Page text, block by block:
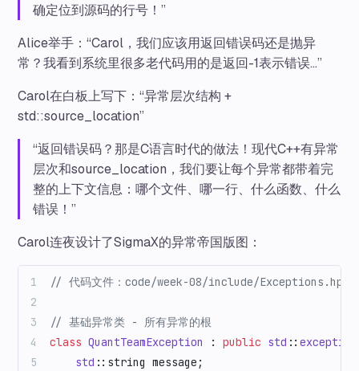
确定位到源码的行号！”
Alice举手：“Carol，我们应该用返回错误码还是抛异
常？我看到系统里很多老代码用的是返回-1表示错误…”
Carol在白板上写下：“异常层次结构 +
std::source_location”
“返回错误码？那是C语言时代的做法！现代C++有异常
层次和source_location，我们要让每个异常都带着完
整的上下文信息：哪个文件、哪一行、什么函数、什么
错误！”
Carol连夜设计了SigmaX的异常帝国版图：
// 代码文件：code/week-08/include/Exceptions.hpp
// 基础异常类 - 所有异常的根
class QuantTeamException : public std ::exception
    std
::string message;